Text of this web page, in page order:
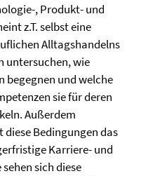
, Produkt- und
z.T. selbst eine
Alltagshandelns
untersuchen, wie
begegnen und welche
sie für deren
Außerdem
Bedingungen das
Karriere- und
sich diese